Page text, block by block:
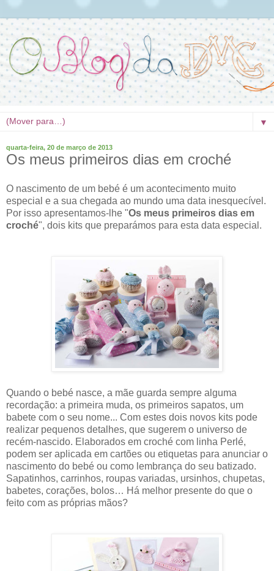
▼
quarta-feira, 20 de março de 2013
Os meus primeiros dias em croché
O nascimento de um bebé é um acontecimento muito
especial e a sua chegada ao mundo uma data inesquecível.
Por isso apresentamos-lhe "Os meus primeiros dias em
croché", dois kits que preparámos para esta data especial.
Quando o bebé nasce, a mãe guarda sempre alguma
recordação: a primeira muda, os primeiros sapatos, um
babete com o seu nome... Com estes dois novos kits pode
realizar pequenos detalhes, que sugerem o universo de
recém-nascido. Elaborados em croché com linha Perlé,
podem ser aplicada em cartões ou etiquetas para anunciar o
nascimento do bebé ou como lembrança do seu batizado.
Sapatinhos, carrinhos, roupas variadas, ursinhos, chupetas,
babetes, corações, bolos… Há melhor presente do que o
feito com as próprias mãos?